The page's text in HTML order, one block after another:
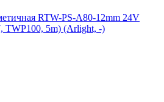
RTW-PS-A80-12mm 24V
TWP100, 5m) (Arlight, -)